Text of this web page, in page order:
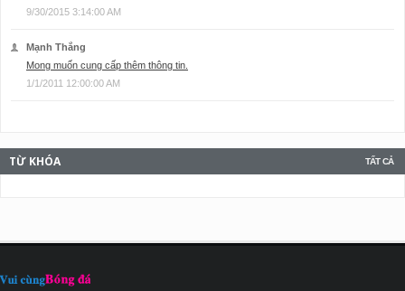
9/30/2015 3:14:00 AM
Mạnh Thắng
Mong muốn cung cấp thêm thông tin.
1/1/2011 12:00:00 AM
TẤT CẢ
TỪ KHÓA